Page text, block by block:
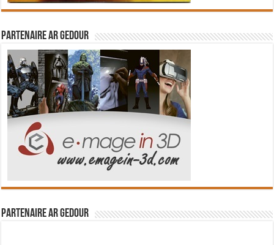
Partenaire Ar Gedour
Partenaire Ar Gedour